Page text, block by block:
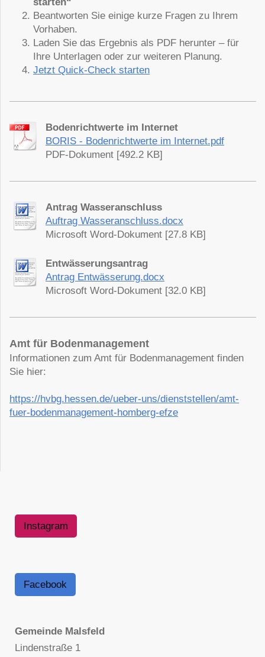
Beantworten Sie einige kurze Fragen zu Ihrem
Vorhaben.
Laden Sie das Ergebnis als PDF herunter – für
Ihre Unterlagen oder zur weiteren Planung.
Jetzt Quick-Check starten
Bodenrichtwerte im Internet
BORIS - Bodenrichtwerte im Internet.pdf
PDF-Dokument [492.2 KB]
Antrag Wasseranschluss
Auftrag Wasseranschluss.docx
Microsoft Word-Dokument [27.8 KB]
Entwässerungsantrag
Antrag Entwässerung.docx
Microsoft Word-Dokument [32.0 KB]
Amt für Bodenmanagement
Informationen zum Amt für Bodenmanagement finden
Sie hier:
https://hvbg.hessen.de/ueber-uns/dienststellen/amt-
fuer-bodenmanagement-homberg-efze
Instagram
Facebook
Gemeinde Malsfeld
Lindenstraße 1